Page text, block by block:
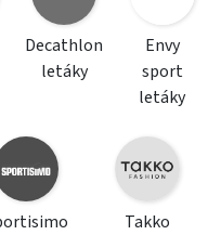
Decathlon
letáky
Envy
sport
letáky
Takko